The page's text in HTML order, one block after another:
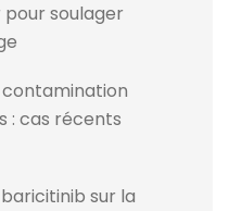
soulager
: cas récents
sur la